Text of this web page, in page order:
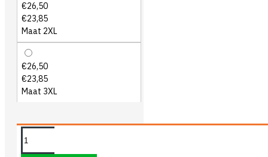
€26,50
€23,85
Maat 2XL
€26,50
€23,85
Maat 3XL
OMSCHRIJVING